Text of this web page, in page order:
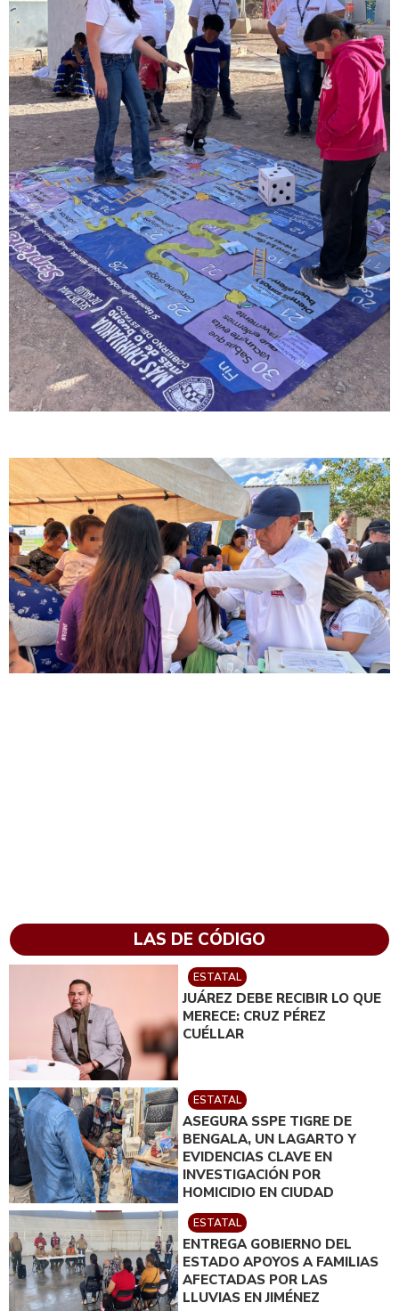
LAS DE CÓDIGO
ESTATAL
JUÁREZ DEBE RECIBIR LO QUE
MERECE: CRUZ PÉREZ
CUÉLLAR
ESTATAL
ASEGURA SSPE TIGRE DE
BENGALA, UN LAGARTO Y
EVIDENCIAS CLAVE EN
INVESTIGACIÓN POR
HOMICIDIO EN CIUDAD
JUÁREZ; EN CATEO
INSTRUIDO POR GILBERTO
LOYA
ESTATAL
ENTREGA GOBIERNO DEL
ESTADO APOYOS A FAMILIAS
AFECTADAS POR LAS
LLUVIAS EN JIMÉNEZ